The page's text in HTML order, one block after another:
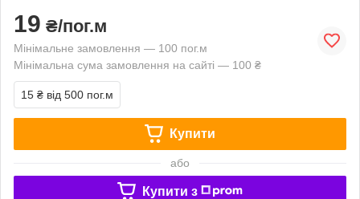
19 ₴/пог.м
Мінімальне замовлення — 100 пог.м
Мінімальна сума замовлення на сайті — 100 ₴
15 ₴ від 500 пог.м
Купити
або
Купити з